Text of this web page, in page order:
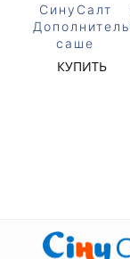
СинуСалт
саше
КУПИТЬ